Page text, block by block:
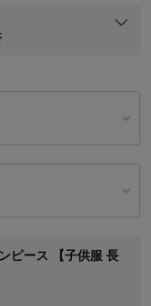
率適用前の基本ポイント
ピース 【子供服 長